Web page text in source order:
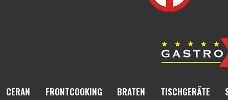
CERAN FRONTCOOKING BRATEN TISCHGERÄTE